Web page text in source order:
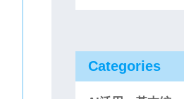
Categories